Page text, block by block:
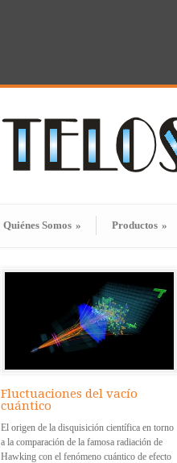
Quiénes Somos » Productos »
Fluctuaciones del vacío
cuántico
El origen de la disquisición científica en torno
a la comparación de la famosa radiación de
Hawking con el fenómeno cuántico de efecto